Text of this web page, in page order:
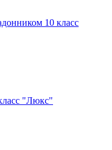
10 класс
"Люкс"